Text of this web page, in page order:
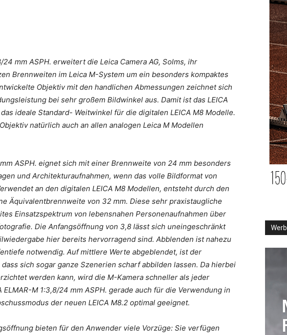
24 mm ASPH. erweitert die Leica Camera AG, Solms, ihr
Brennweiten im Leica M-System um ein besonders kompaktes
Objektiv mit den handlichen Abmessungen zeichnet sich
bei sehr großem Bildwinkel aus. Damit ist das LEICA
ideale Standard- Weitwinkel für die digitalen LEICA M8 Modelle.
natürlich auch an allen analogen Leica M Modellen
ASPH. eignet sich mit einer Brennweite von 24 mm besonders
und Architekturaufnahmen, wenn das volle Bildformat von
an den digitalen LEICA M8 Modellen, entsteht durch den
Äquivalentbrennweite von 32 mm. Diese sehr praxistaugliche
Einsatzspektrum von lebensnahen Personenaufnahmen über
Die Anfangsöffnung von 3,8 lässt sich uneingeschränkt
hier bereits hervorragend sind. Abblenden ist nahezu
notwendig. Auf mittlere Werte abgeblendet, ist der
sich sogar ganze Szenerien scharf abbilden lassen. Da hierbei
werden kann, wird die M-Kamera schneller als jeder
ELMAR-M 1:3,8/24 mm ASPH. gerade auch für die Verwendung in
der neuen LEICA M8.2 optimal geeignet.
bieten für den Anwender viele Vorzüge: Sie verfügen